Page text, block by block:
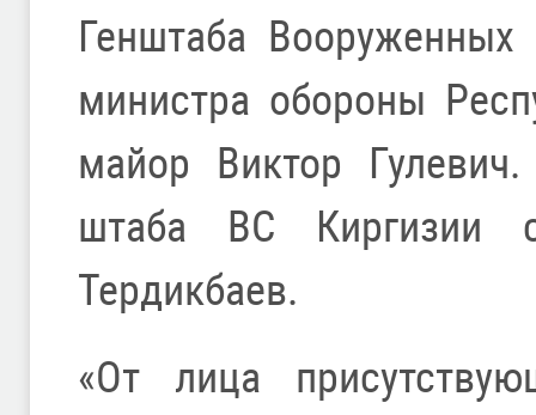
Генштаба
министра обороны
майор Виктор
штаба ВС Киргизии
Тердикбаев.
«От лица